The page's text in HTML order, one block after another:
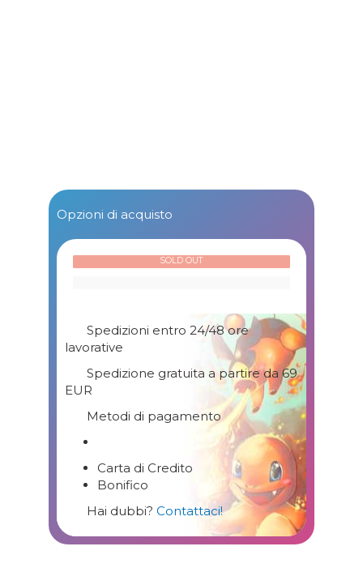
Opzioni di acquisto
Spedizioni entro 24/48 ore
lavorative
Spedizione gratuita a partire da 69
EUR
Metodi di pagamento
Carta di Credito
Bonifico
Hai dubbi? Contattaci!
SOLD OUT